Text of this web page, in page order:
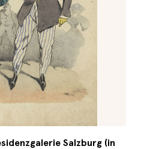
Salzburg (in